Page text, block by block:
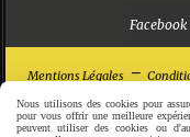
Mentions Légales
Nous utilisons des cookies pour
pour vous offrir une meilleure
peuvent utiliser des cookies ou